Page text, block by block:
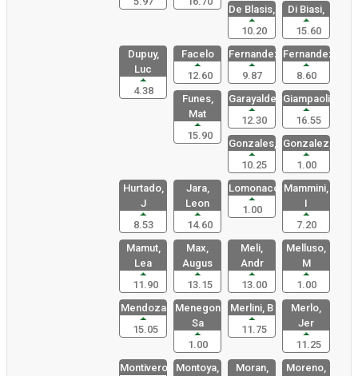
De Blasis,
10.20
Di Biasi,
15.60
Dupuy,
Luc
4.38
Facelo
12.60
Fernandez,
9.87
Fernandez,
8.60
Funes,
Mat
15.90
Garayalde,
12.30
Giampaoli,
16.55
Gonzales,
10.25
Gonzalez,
1.00
Hurtado,
J
8.53
Jara,
Leon
14.60
Lomonaco,
1.00
Mammini,
I
7.20
Mamut,
Lea
11.90
Max,
Augus
13.15
Meli,
Andr
13.00
Melluso,
M
1.00
Mendoza
15.05
Menegon
Sa
1.00
Merlini, B
11.75
Merlo,
Jer
11.25
Montivero,
Montoya,
Moran,
Moreno,